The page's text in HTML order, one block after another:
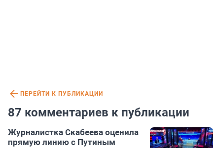
ПЕРЕЙТИ К ПУБЛИКАЦИИ
87 комментариев к публикации
Журналистка Скабеева оценила
прямую линию с Путиным